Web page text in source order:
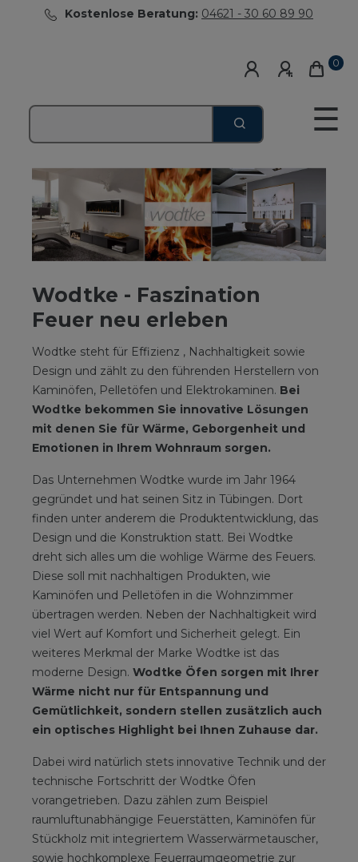
Kostenlose Beratung: 04621 - 30 60 89 90
0
☰
Wodtke - Faszination
Feuer neu erleben
Wodtke steht für Effizienz , Nachhaltigkeit sowie
Design und zählt zu den führenden Herstellern von
Kaminöfen, Pelletöfen und Elektrokaminen. Bei
Wodtke bekommen Sie innovative Lösungen
mit denen Sie für Wärme, Geborgenheit und
Emotionen in Ihrem Wohnraum sorgen.
Das Unternehmen Wodtke wurde im Jahr 1964
gegründet und hat seinen Sitz in Tübingen. Dort
finden unter anderem die Produktentwicklung, das
Design und die Konstruktion statt. Bei Wodtke
dreht sich alles um die wohlige Wärme des Feuers.
Diese soll mit nachhaltigen Produkten, wie
Kaminöfen und Pelletöfen in die Wohnzimmer
übertragen werden. Neben der Nachhaltigkeit wird
viel Wert auf Komfort und Sicherheit gelegt. Ein
weiteres Merkmal der Marke Wodtke ist das
moderne Design. Wodtke Öfen sorgen mit Ihrer
Wärme nicht nur für Entspannung und
Gemütlichkeit, sondern stellen zusätzlich auch
ein optisches Highlight bei Ihnen Zuhause dar.
Dabei wird natürlich stets innovative Technik und der
technische Fortschritt der Wodtke Öfen
vorangetrieben. Dazu zählen zum Beispiel
raumluftunabhängige Feuerstätten, Kaminöfen für
Stückholz mit integriertem Wasserwärmetauscher,
sowie hochkomplexe Feuerraumgeometrie zur